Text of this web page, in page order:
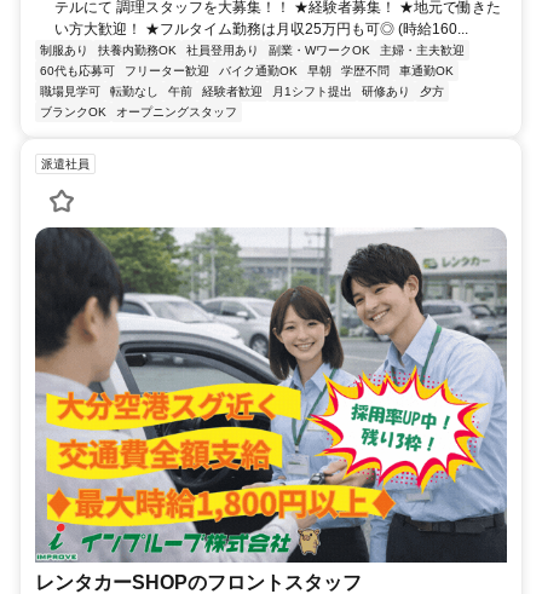
テルにて 調理スタッフを大募集！！ ★経験者募集！ ★地元で働きた
い方大歓迎！ ★フルタイム勤務は月収25万円も可◎ (時給160...
制服あり 扶養内勤務OK 社員登用あり 副業・WワークOK
主婦・主夫歓迎
60代も応募可
フリーター歓迎 バイク通勤OK 早朝 学歴不問
車通勤OK
職場見学可
転勤なし 午前 経験者歓迎 月1シフト提出 研修あり
夕方
ブランクOK
オープニングスタッフ
派遣社員
レンタカーSHOPのフロントスタッフ